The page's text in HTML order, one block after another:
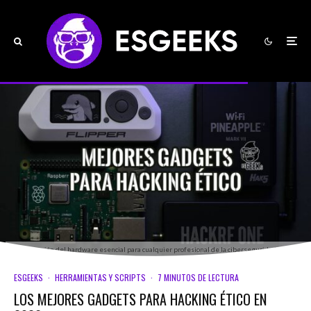
Una selección del hardware esencial para cualquier profesional de la ciberseguridad ofensiva.
ESGEEKS · HERRAMIENTAS Y SCRIPTS · 7 MINUTOS DE LECTURA
LOS MEJORES GADGETS PARA HACKING ÉTICO EN